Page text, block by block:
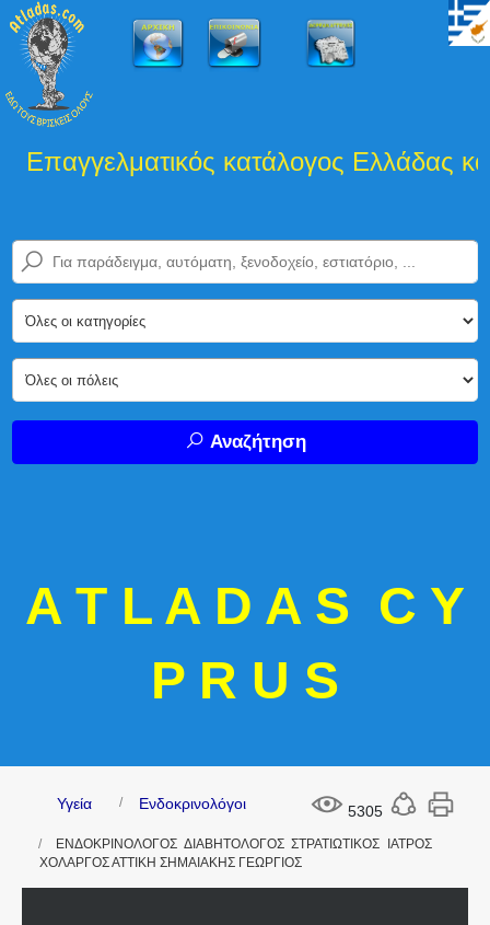
κατάλογος Ελλάδας και
Αναζήτηση
A T L A D A S C Y
P R U S
5305
Υγεία Ενδοκρινολόγοι
ΕΝΔΟΚΡΙΝΟΛΟΓΟΣ ΔΙΑΒΗΤΟΛΟΓΟΣ ΣΤΡΑΤΙΩΤΙΚΟΣ ΙΑΤΡΟΣ
ΧΟΛΑΡΓΟΣ ΑΤΤΙΚΗ ΣΗΜΑΙΑΚΗΣ ΓΕΩΡΓΙΟΣ